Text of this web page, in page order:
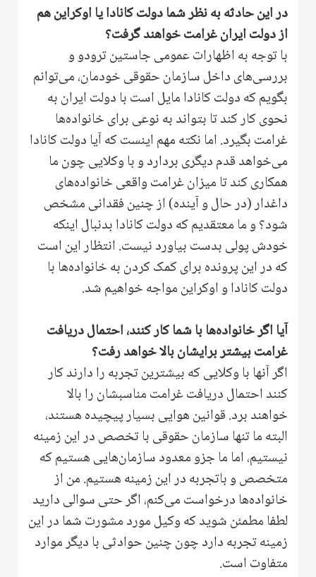
در این حادثه به نظر شما دولت کانادا یا اوکراین هم
از دولت ایران غرامت خواهند گرفت؟
با توجه به اظهارات عمومی جاستین ترودو و
بررسی‌های داخل سازمان حقوقی خودمان، می‌توانم
بگویم که دولت کانادا مایل است با دولت ایران به
نحوی کار کند تا بتواند به نوعی برای خانواده‌ها
غرامت بگیرد. اما نکته مهم اینست که آیا دولت کانادا
می‌خواهد قدم دیگری بردارد و با وکلایی چون ما
همکاری کند تا میزان غرامت واقعی خانواده‌های
داغدار (در حال و آینده) از چنین فقدانی مشخص
شود‌؟ و ما معتقدیم که دولت کانادا بدنبال اینکه
خودش پولی بدست بیاورد نیست. انتظار این است
که در این پرونده برای کمک کردن به خانواده‌ها با
دولت کانادا و اوکراین مواجه خواهیم شد.
آیا اگر خانواده‌ها با شما کار کنند، احتمال دریافت
غرامت بیشتر برایشان بالا خواهد رفت؟
اگر آنها با وکلایی که بیشترین تجربه را دارند کار
کنند احتمال دریافت غرامت مناسبشان را بالا
خواهند برد. قوانین هوایی بسیار پیچیده هستند،
البته ما تنها سازمان حقوقی با تخصص در این زمینه
نیستیم، اما ما جزو معدود سازمان‌هایی هستیم که
متخصص و باتجربه در این زمینه هستیم. من از
خانواده‌ها درخواست می‌کنم، اگر حتی سوالی دارید
لطفا مطمئن شوید که وکیل مورد مشورت شما در این
زمینه تجربه دارد چون چنین حوادثی با دیگر موارد
متفاوت است.